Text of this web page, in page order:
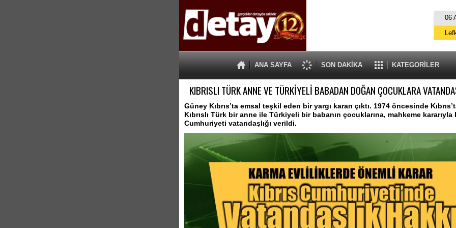
06
ANA SAYFA SON DAKİKA KATEGORİLER
KIBRISLI TÜRK ANNE VE TÜRKİYELİ BABADAN DOĞAN ÇOCUKLARA
Güney Kıbrıs’ta emsal teşkil eden bir yargı kararı çıktı. 1974 öncesinde
Kıbrıslı Türk bir anne ile Türkiyeli bir babanın çocuklarına, mahkeme kararıyla
Cumhuriyeti vatandaşlığı verildi.